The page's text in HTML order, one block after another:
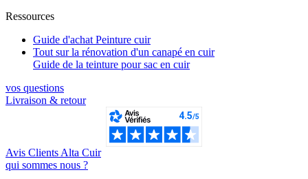
Ressources
Guide d'achat Peinture cuir
Tout sur la rénovation d'un canapé en cuir
Guide de la teinture pour sac en cuir
vos questions​
Livraison & retour
Avis Clients Alta Cuir
qui sommes nous ?